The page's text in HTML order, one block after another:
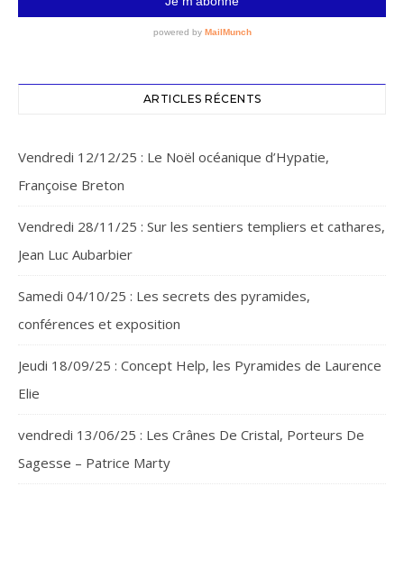
ARTICLES RÉCENTS
Vendredi 12/12/25 : Le Noël océanique d’Hypatie,
Françoise Breton
Vendredi 28/11/25 : Sur les sentiers templiers et cathares,
Jean Luc Aubarbier
Samedi 04/10/25 : Les secrets des pyramides,
conférences et exposition
Jeudi 18/09/25 : Concept Help, les Pyramides de Laurence
Elie
vendredi 13/06/25 : Les Crânes De Cristal, Porteurs De
Sagesse – Patrice Marty